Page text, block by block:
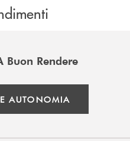
Buon Rendere
AUTONOMIA